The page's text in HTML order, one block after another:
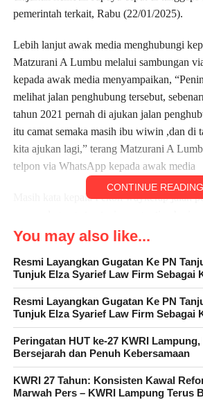
pemerintah terkait, Rabu (22/01/2025).
Lebih lanjut awak media menghubungi
Matzurani A Lumbu melalui sambungan
kepada awak media menyampaikan,
melihat jalan penghubung tersebut,
tahun 2021 pernah di ajukan jalan
itu camat semaka masih ibu wiwin ,dan di
kita ajukan lagi,” terang Matzurani A
telpon via WhatsApp kepada awak media
Masih kata kepala Pekon waykerap jalan
anak sekolah dari Pekon waykerap sekolah
melihat mereka apa lagi di saat musim
becek, ” jelas nya
Dalam kegiatan tersebut di hadiri oleh
sudimoro induk, bhp, tokoh adat, tokoh
pendamping desa untuk meninjau
Pekon waykerap, menuju Pekon
CONTINUE READING
You may also like...
Resmi Layangkan Gugatan Ke PN
Tunjuk Elza Syarief Law Firm Sebagai
Resmi Layangkan Gugatan Ke PN
Tunjuk Elza Syarief Law Firm Sebagai
Peringatan HUT ke-27 KWRI
Bersejarah dan Penuh Kebersamaan
KWRI 27 Tahun: Konsisten Kawal
Marwah Pers – KWRI Lampung Terus